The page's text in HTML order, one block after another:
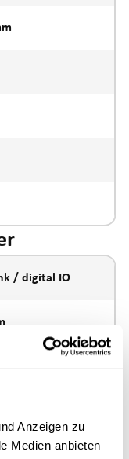
Anzeigen zu
Medien anbieten
/ digital IO
M10